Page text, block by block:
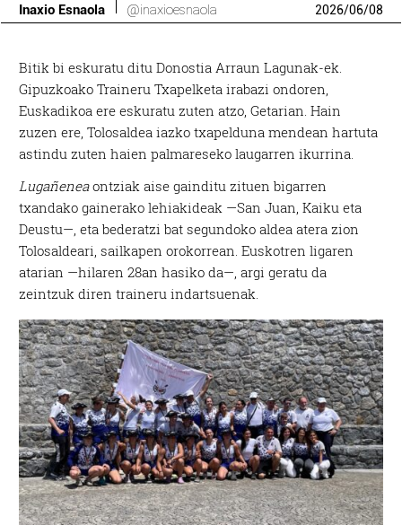
Inaxio Esnaola @inaxioesnaola 2026/06/08
Bitik bi eskuratu ditu Donostia Arraun Lagunak-ek.
Gipuzkoako Traineru Txapelketa irabazi ondoren,
Euskadikoa ere eskuratu zuten atzo, Getarian. Hain
zuzen ere, Tolosaldea iazko txapelduna mendean hartuta
astindu zuten haien palmareseko laugarren ikurrina.
Lugañeneaontziak aise gainditu zituen bigarren
txandako gainerako lehiakideak —San Juan, Kaiku eta
Deustu—, eta bederatzi bat segundoko aldea atera zion
Tolosaldeari, sailkapen orokorrean. Euskotren ligaren
atarian —hilaren 28an hasiko da—, argi geratu da
zeintzuk diren traineru indartsuenak.